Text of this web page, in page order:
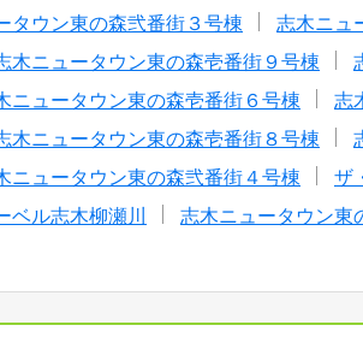
タウン東の森弐番街３号棟
志木ニュ
木ニュータウン東の森壱番街９号棟
ニュータウン東の森壱番街６号棟
志
木ニュータウン東の森壱番街８号棟
ニュータウン東の森弐番街４号棟
ザ
ベル志木柳瀬川 志木ニュータウン東